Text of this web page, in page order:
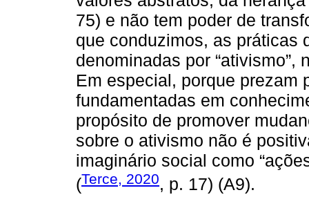
75) e não tem poder de
que conduzimos, as práticas
denominadas por
Em especial, porque prezam
fundamentadas em
propósito de promover
sobre o ativismo não é
imaginário social como
(Terce, 2020, p. 17) (A9).